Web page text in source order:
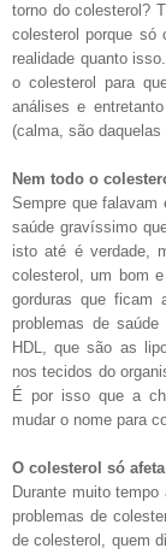
torno do colesterol?
colesterol porque só
realidade quanto
o colesterol para
análises e entretanto
(calma, são
Nem todo o
Sempre que falavam
saúde gravíssimo
isto até é verdade,
colesterol, um bom
gorduras que ficam
problemas de
HDL, que são as
nos tecidos do
É por isso que a
mudar o nome para
O colesterol só
Durante muito
problemas de
de colesterol, quem